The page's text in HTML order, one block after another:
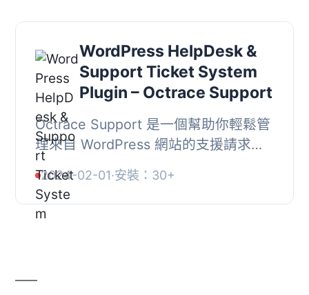
WordPress HelpDesk &
Support Ticket System
Plugin – Octrace Support
Octrace Support 是一個幫助你輕鬆管
理來自 WordPress 網站的支援請求的
幫助台和支援票證系統外掛。, 簡易的
支援請求管理 - 花費更少的時間和精力
為客戶提供...
2024-02-01·安裝：30+